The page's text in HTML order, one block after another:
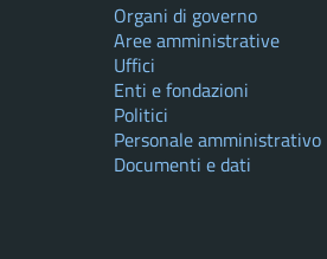
Organi di governo
Aree amministrative
Uffici
Enti e fondazioni
Politici
Personale amministrativo
Documenti e dati